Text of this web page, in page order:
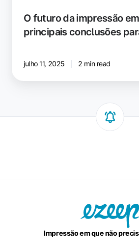
O futuro da impressão
principais conclusões
julho 11, 2025 2 min read
Impressão em que não